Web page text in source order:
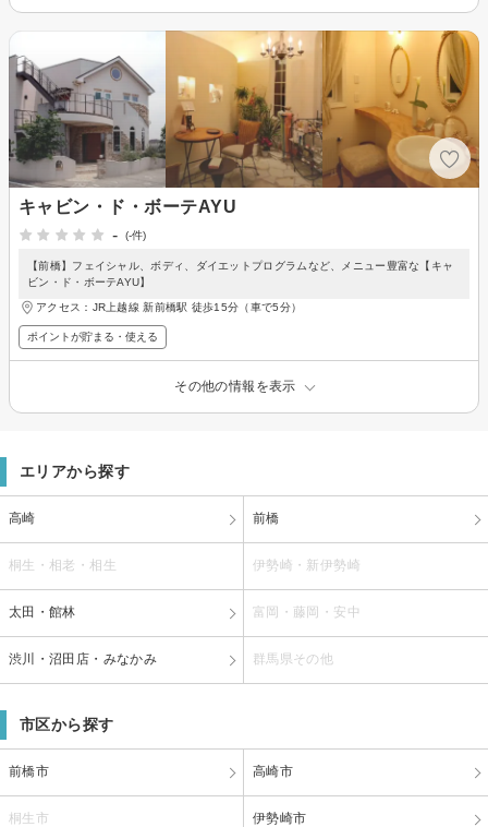
キャビン・ド・ボーテAYU
-
(-件)
【前橋】フェイシャル、ボディ、ダイエットプログラムなど、メニュー豊富な【キャ
ビン・ド・ボーテAYU】
アクセス：JR上越線 新前橋駅 徒歩15分（車で5分）
ポイントが貯まる・使える
その他の情報を表示
エリアから探す
高崎 前橋
桐生・相老・相生 伊勢崎・新伊勢崎
太田・館林 富岡・藤岡・安中
渋川・沼田店・みなかみ 群馬県その他
市区から探す
前橋市 高崎市
桐生市 伊勢崎市